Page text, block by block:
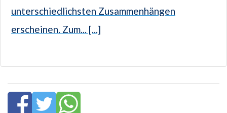
unterschiedlichsten Zusammenhängen
erscheinen. Zum... [...]